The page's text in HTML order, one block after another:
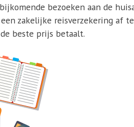
bezoeken aan de
zakelijke reisverzekering af
beste prijs betaalt.